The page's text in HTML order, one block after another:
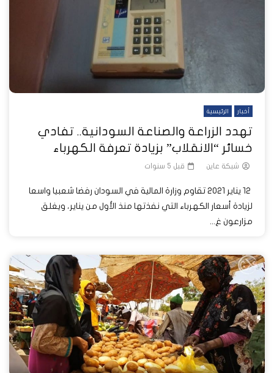
أخبار الرئيسية
تهدد الزراعة والصناعة السودانية.. تفادي
خسائر “الانقلاب” بزيادة تعرفة الكهرباء
شبكة عاين قبل 5 سنوات
12 يناير 2021 تقاوم وزارة المالية في السودان رفضا شعبيا واسعا
لزيادة أسعار الكهرباء التي نفذتها منذ الأول من يناير، ويغلق
مزارعون غ...